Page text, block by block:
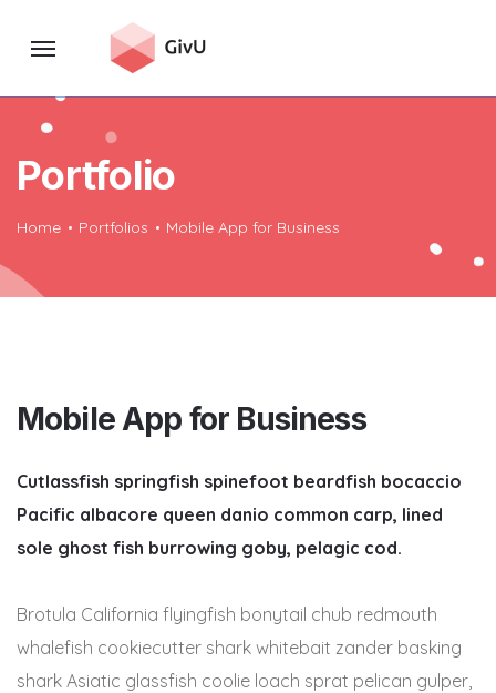
Portfolio
Home Portfolios Mobile App for Business
Mobile App for Business
Cutlassfish springfish spinefoot beardfish bocaccio
Pacific albacore queen danio common carp, lined
sole ghost fish burrowing goby, pelagic cod.
Brotula California flyingfish bonytail chub redmouth
whalefish cookiecutter shark whitebait zander basking
shark Asiatic glassfish coolie loach sprat pelican gulper,